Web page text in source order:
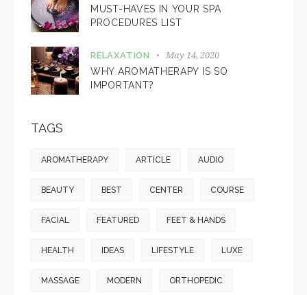
MUST-HAVES IN YOUR SPA
PROCEDURES LIST
RELAXATION May 14, 2020
WHY AROMATHERAPY IS SO
IMPORTANT?
TAGS
AROMATHERAPY ARTICLE AUDIO
BEAUTY BEST CENTER COURSE
FACIAL FEATURED FEET & HANDS
HEALTH IDEAS LIFESTYLE LUXE
MASSAGE MODERN ORTHOPEDIC